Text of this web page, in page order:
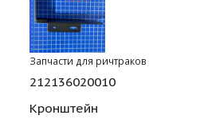
Запчасти для ричтраков
212136020010
Кронштейн